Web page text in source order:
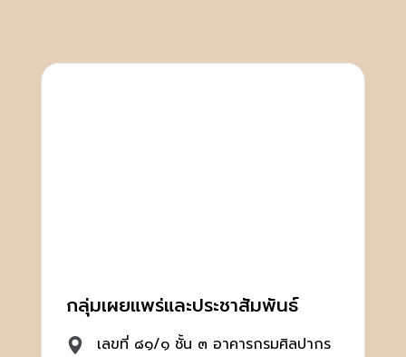
กลุ่มเผยแพร่และประชาสัมพันธ์
เลขที่ ๘๑/๑ ชั้น ๓ อาคารกรมศิลปากร